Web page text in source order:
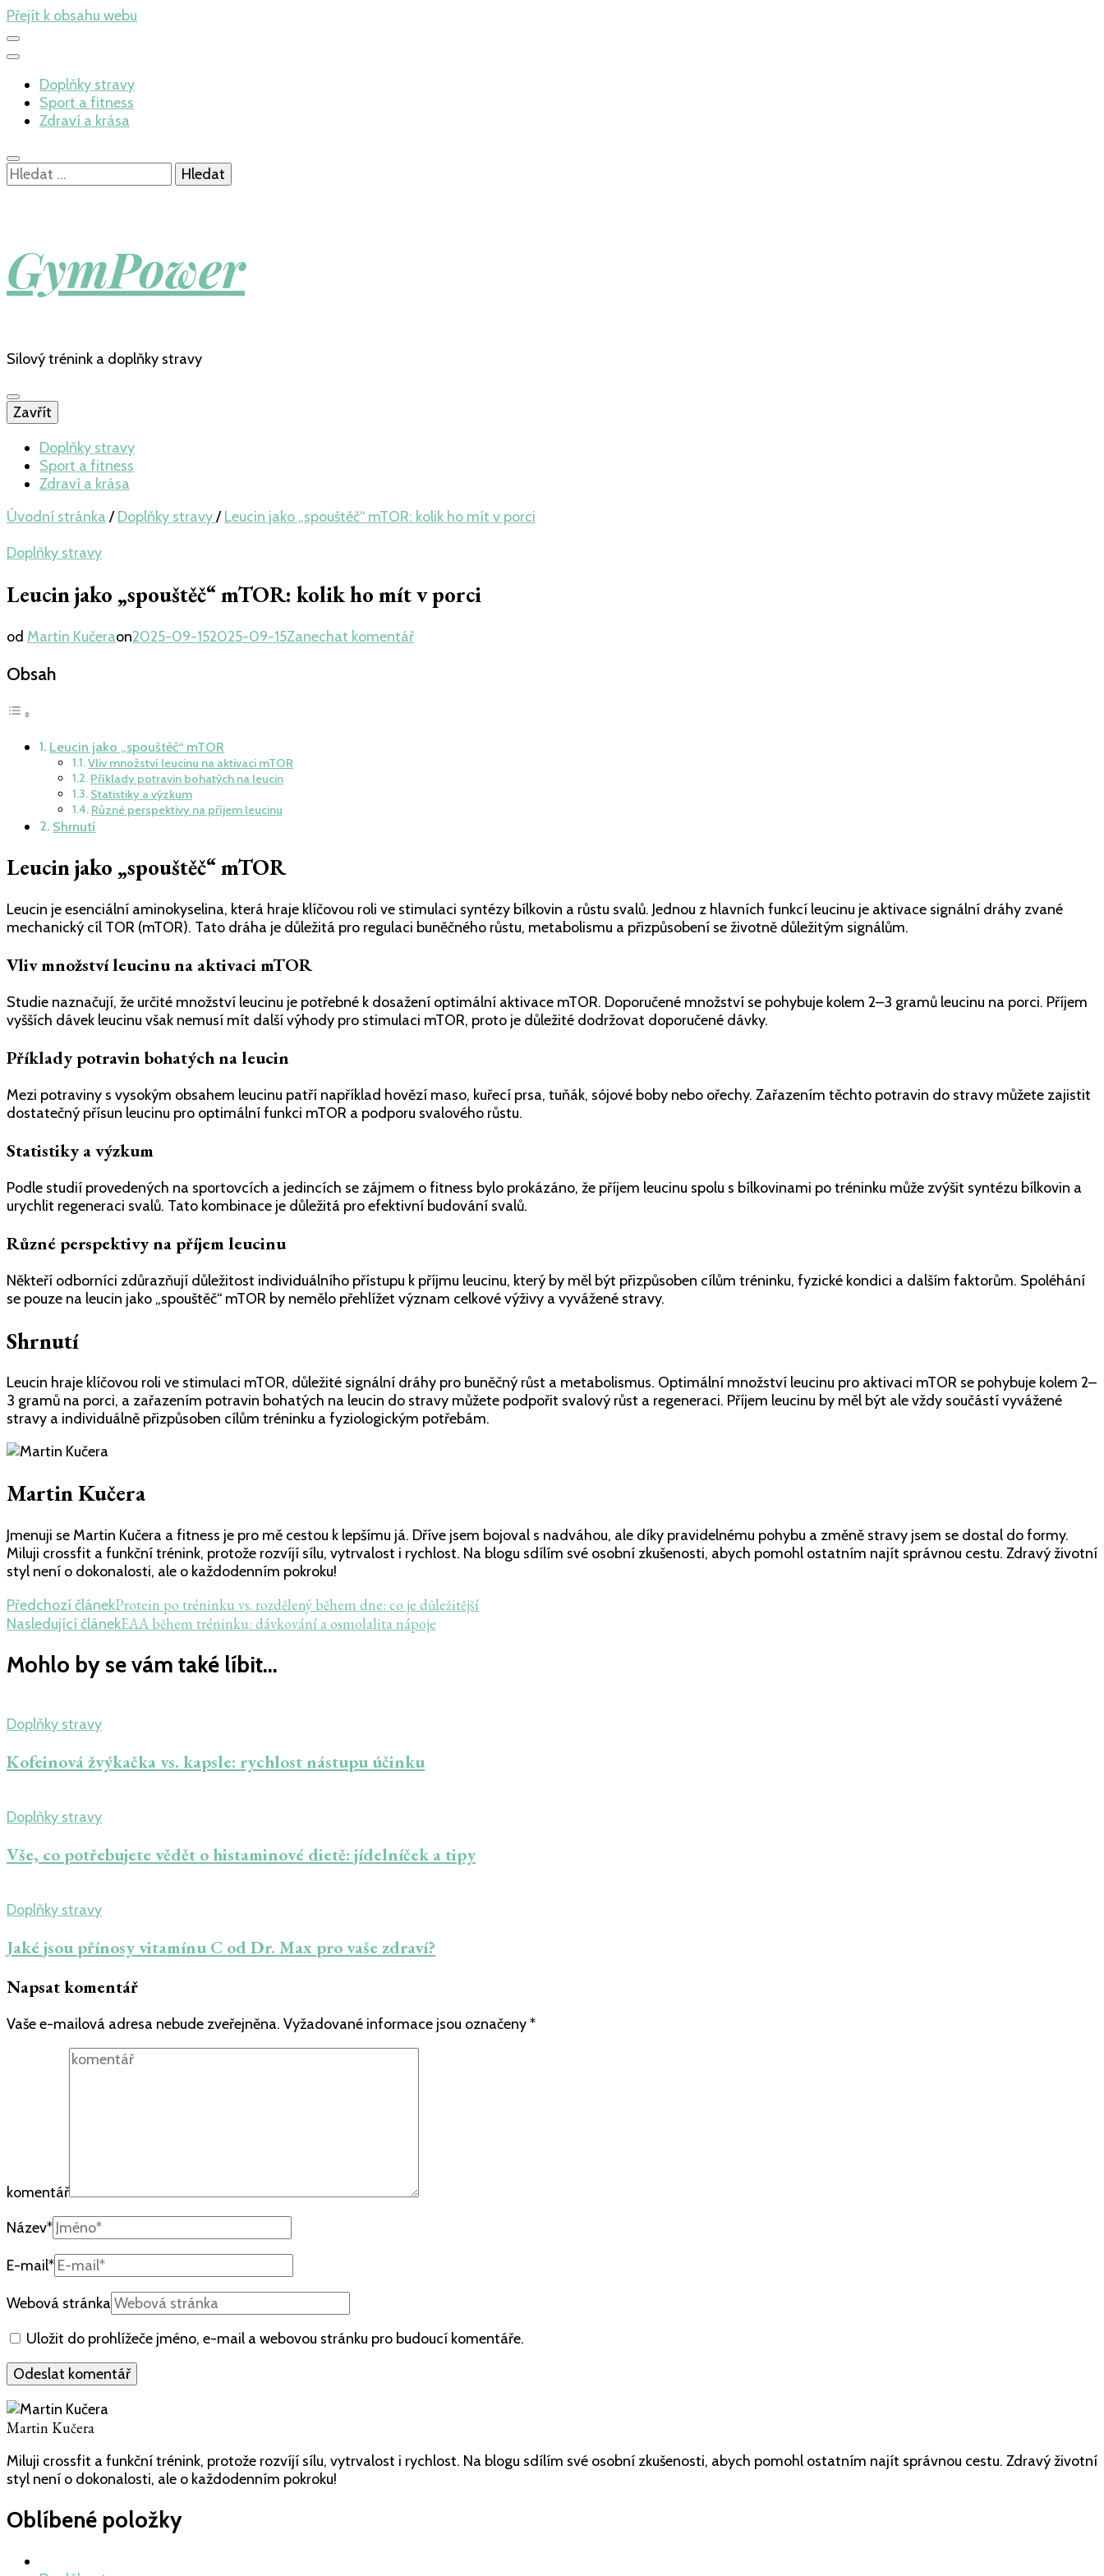
Přejít k obsahu webu
Doplňky stravy
Sport a fitness
Zdraví a krása
Vyhledávání
GymPower
Silový trénink a doplňky stravy
Zavřít
Doplňky stravy
Sport a fitness
Zdraví a krása
Úvodní stránka / Doplňky stravy/ Leucin jako „spouštěč“ mTOR: kolik ho mít v porci
Doplňky stravy
Leucin jako „spouštěč“ mTOR: kolik ho mít v porci
od Martin Kučeraon2025-09-152025-09-15Zanechat komentářna
Obsah
Leucin jako „spouštěč“ mTOR
Vliv množství leucinu na aktivaci mTOR
Příklady potravin bohatých na leucin
Statistiky a výzkum
Různé perspektivy na příjem leucinu
Shrnutí
Leucin jako „spouštěč“ mTOR
Leucin je esenciální aminokyselina, která hraje klíčovou roli ve stimulaci syntézy bílkovin a růstu svalů. Jednou z hlavních funkcí leucinu je aktivace signální dráhy zvané
mechanický cíl TOR (mTOR). Tato dráha je důležitá pro regulaci buněčného růstu, metabolismu a přizpůsobení se životně důležitým signálům.
Vliv množství leucinu na aktivaci mTOR
Studie naznačují, že určité množství leucinu je potřebné k dosažení optimální aktivace mTOR. Doporučené množství se pohybuje kolem 2–3 gramů leucinu na porci. Příjem
vyšších dávek leucinu však nemusí mít další výhody pro stimulaci mTOR, proto je důležité dodržovat doporučené dávky.
Příklady potravin bohatých na leucin
Mezi potraviny s vysokým obsahem leucinu patří například hovězí maso, kuřecí prsa, tuňák, sójové boby nebo ořechy. Zařazením těchto potravin do stravy můžete zajistit
dostatečný přísun leucinu pro optimální funkci mTOR a podporu svalového růstu.
Statistiky a výzkum
Podle studií provedených na sportovcích a jedincích se zájmem o fitness bylo prokázáno, že příjem leucinu spolu s bílkovinami po tréninku může zvýšit syntézu bílkovin a
urychlit regeneraci svalů. Tato kombinace je důležitá pro efektivní budování svalů.
Různé perspektivy na příjem leucinu
Někteří odborníci zdůrazňují důležitost individuálního přístupu k příjmu leucinu, který by měl být přizpůsoben cílům tréninku, fyzické kondici a dalším faktorům. Spoléhání
se pouze na leucin jako „spouštěč“ mTOR by nemělo přehlížet význam celkové výživy a vyvážené stravy.
Shrnutí
Leucin hraje klíčovou roli ve stimulaci mTOR, důležité signální dráhy pro buněčný růst a metabolismus. Optimální množství leucinu pro aktivaci mTOR se pohybuje kolem 2–
3 gramů na porci, a zařazením potravin bohatých na leucin do stravy můžete podpořit svalový růst a regeneraci. Příjem leucinu by měl být ale vždy součástí vyvážené
stravy a individuálně přizpůsoben cílům tréninku a fyziologickým potřebám.
Martin Kučera
Jmenuji se Martin Kučera a fitness je pro mě cestou k lepšímu já. Dříve jsem bojoval s nadváhou, ale díky pravidelnému pohybu a změně stravy jsem se dostal do formy.
Miluji crossfit a funkční trénink, protože rozvíjí sílu, vytrvalost i rychlost. Na blogu sdílím své osobní zkušenosti, abych pomohl ostatním najít správnou cestu. Zdravý životní
styl není o dokonalosti, ale o každodenním pokroku!
Navigace
příspěvku
Předchozí článekProtein po tréninku vs. rozdělený během dne: co je důležitější
Nasledující článekEAA během tréninku: dávkování a osmolalita nápoje
Mohlo by se vám také líbit...
Doplňky stravy
Kofeinová žvýkačka vs. kapsle: rychlost nástupu účinku
Doplňky stravy
Vše, co potřebujete vědět o histaminové dietě: jídelníček a tipy
Doplňky stravy
Jaké jsou přínosy vitamínu C od Dr. Max pro vaše zdraví?
Napsat komentář
Vaše e-mailová adresa nebude zveřejněna. Vyžadované informace jsou označeny*
komentář
Název*
E-mail*
Webová stránka
Uložit do prohlížeče jméno, e-mail a webovou stránku pro budoucí komentáře.
Martin Kučera
Miluji crossfit a funkční trénink, protože rozvíjí sílu, vytrvalost i rychlost. Na blogu sdílím své osobní zkušenosti, abych pomohl ostatním najít správnou cestu. Zdravý životní
styl není o dokonalosti, ale o každodenním pokroku!
Oblíbené položky